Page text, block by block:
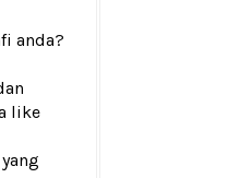
anda?
like